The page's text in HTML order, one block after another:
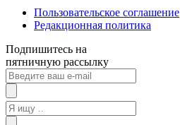
Пользовательское соглашение
Редакционная политика
Подпишитесь на
пятничную рассылку